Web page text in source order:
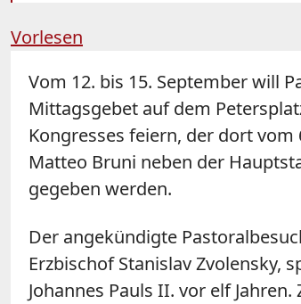
Vorlesen
Vom 12. bis 15. September will
Mittagsgebet auf dem
Kongresses feiern, der dort
Matteo Bruni neben der
gegeben werden.
Der angekündigte
Erzbischof Stanislav Zvolensky,
Johannes Pauls II. vor elf